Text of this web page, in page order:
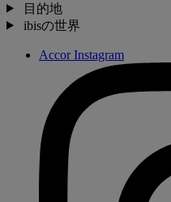
目的地
ibisの世界
Accor Instagram